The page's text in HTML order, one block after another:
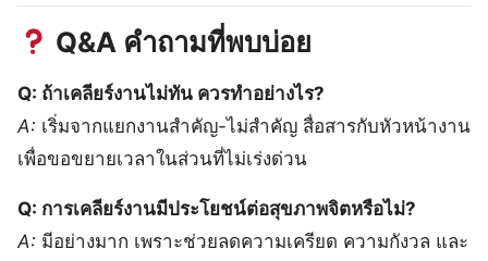
Q&A คำถามที่พบบ่อย
Q: ถ้าเคลียร์งานไม่ทัน ควรทำอย่างไร?
A: เริ่มจากแยกงานสำคัญ-ไม่สำคัญ สื่อสารกับหัวหน้างาน
เพื่อขอขยายเวลาในส่วนที่ไม่เร่งด่วน
Q: การเคลียร์งานมีประโยชน์ต่อสุขภาพจิตหรือไม่?
A: มีอย่างมาก เพราะช่วยลดความเครียด ความกังวล และ